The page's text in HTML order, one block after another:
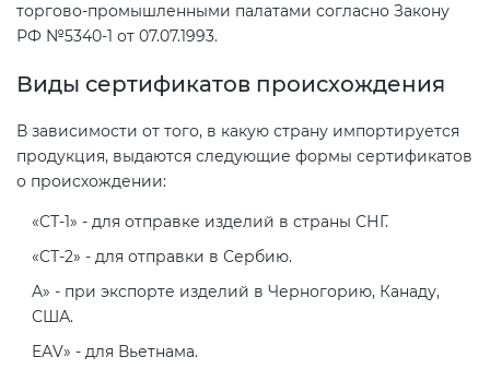
торгово-промышленными палатами согласно Закону
РФ №5340-1 от 07.07.1993.
Виды сертификатов происхождения
В зависимости от того, в какую страну импортируется
продукция, выдаются следующие формы сертификатов
о происхождении:
«CТ-1» - для отправке изделий в страны СНГ.
«CТ-2» - для отправки в Сербию.
A» - при экспорте изделий в Черногорию, Канаду,
США.
EАV» - для Вьетнама.
электромагнитной
Сертификация детских товаров
Сертификация товаров легкой
промышленности (ТР ТС 017)
Сертификация промышленного